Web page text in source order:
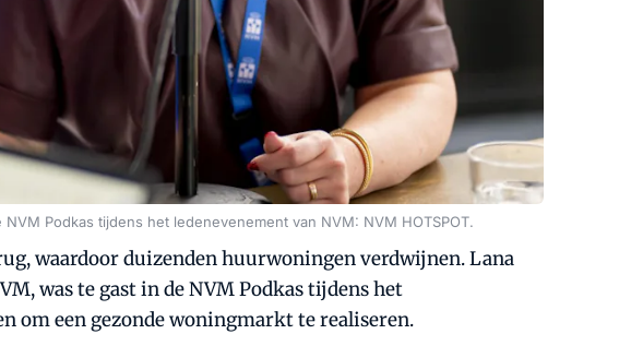
Podkas tijdens het ledenevenement van NVM: NVM HOTSPOT.
waardoor duizenden huurwoningen verdwijnen. Lana
was te gast in de NVM Podkas tijdens het
om een gezonde woningmarkt te realiseren.